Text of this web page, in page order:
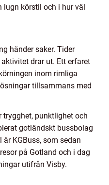
lugn körstil och i hur väl
händer saker. Tider
drar ut. Ett erfaret
inom rimliga
tillsammans med
trygghet, punktlighet och
gotländskt bussbolag
KGBuss, som sedan
på Gotland och i dag
utifrån Visby.